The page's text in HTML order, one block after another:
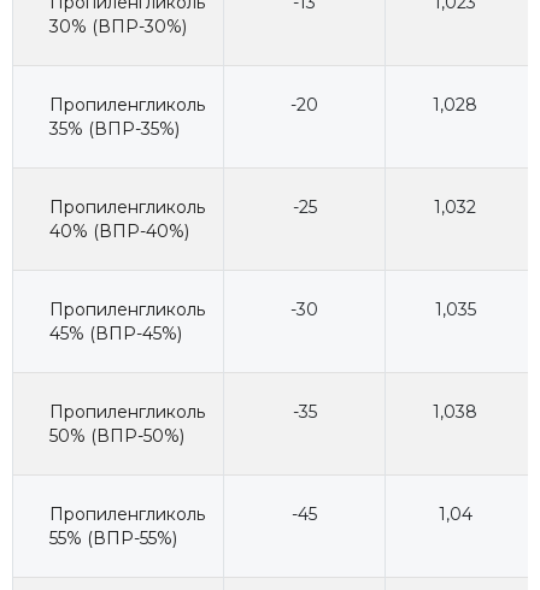
30% (ВПР-30%)
Пропиленгликоль
35% (ВПР-35%)
-20 1,028
Пропиленгликоль
40% (ВПР-40%)
-25 1,032
Пропиленгликоль
45% (ВПР-45%)
-30 1,035
Пропиленгликоль
50% (ВПР-50%)
-35 1,038
Пропиленгликоль
55% (ВПР-55%)
-45 1,04